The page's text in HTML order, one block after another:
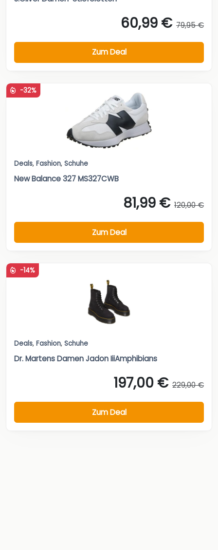
60,99 € 79,95 €
Zum Deal
-32%
Deals, Fashion, Schuhe
New Balance 327 MS327CWB
81,99 € 120,00 €
Zum Deal
-14%
Deals, Fashion, Schuhe
Dr. Martens Damen Jadon IiiAmphibians
197,00 € 229,00 €
Zum Deal